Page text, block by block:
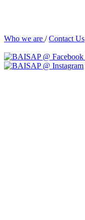
Who we are /Contact Us